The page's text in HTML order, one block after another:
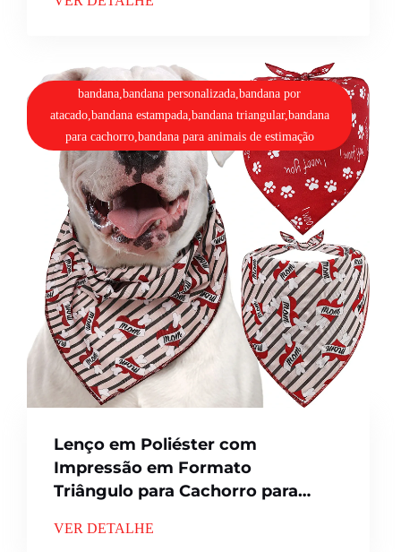
bandana,bandana personalizada,bandana por
atacado,bandana estampada,bandana triangular,bandana
para cachorro,bandana para animais de estimação
Lenço em Poliéster com
Impressão em Formato
Triângulo para Cachorro para
VER DETALHE